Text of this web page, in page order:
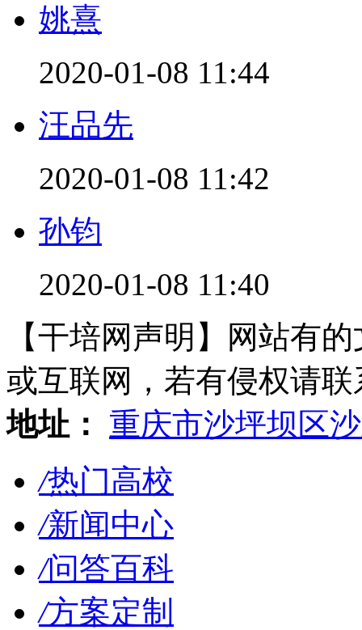
姚熹
2020-01-08 11:44
汪品先
2020-01-08 11:42
孙钧
2020-01-08 11:40
【干培网声明】网站有
或互联网，若有侵权请联
地址：
重庆市沙坪坝区
/热门高校
/新闻中心
/问答百科
/方案定制